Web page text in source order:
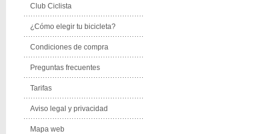
Club Ciclista
¿Cómo elegir tu bicicleta?
Condiciones de compra
Preguntas frecuentes
Tarifas
Aviso legal y privacidad
Mapa web